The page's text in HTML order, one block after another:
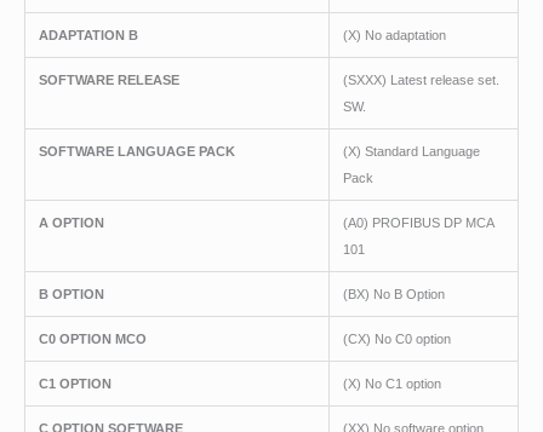
ADAPTATION B (X) No adaptation
SOFTWARE RELEASE
(SXXX) Latest release set.
SW.
SOFTWARE LANGUAGE PACK
(X) Standard Language
Pack
A OPTION
(A0) PROFIBUS DP MCA
101
B OPTION (BX) No B Option
C0 OPTION MCO (CX) No C0 option
C1 OPTION (X) No C1 option
C OPTION SOFTWARE (XX) No software option